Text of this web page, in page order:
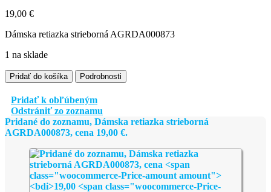
19,00 €
Dámska retiazka strieborná AGRDA000873
1 na sklade
množstvo
Dámska
retiazka
strieborná
AGRDA000873
Pridať do košíka Podrobnosti
Pridať k obľúbeným
Odstrániť zo zoznamu
Pridané do zoznamu, Dámska retiazka strieborná
AGRDA000873, cena 19,00 €.